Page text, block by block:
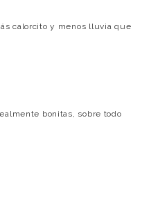
calorcito y menos lluvia que
bonitas, sobre todo